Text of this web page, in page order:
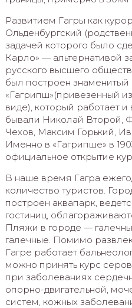
Развитием Гагры как
Ольденбургский
задачей которого было
Карло» — альтернативой
русского высшего
был построен знаменитый
«Гагрипш»(привезенный
виде), который работает
бывали Николай Второй,
Чехов, Максим Горький,
Именно в «Гагрипше» в
официальное открытие
В наше время Гагра
количество туристов.
построен аквапарк,
гостиниц,
Пляжи в городе —
галечные. Помимо
Гагре работает
можно принять курс
при заболеваниях
опорно-двигательной,
систем, кожных